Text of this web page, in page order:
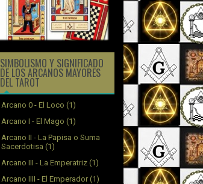
SIMBOLISMO Y SIGNIFICADO
DE LOS ARCANOS MAYORES
DEL TAROT
Arcano 0 - El Loco (1)
Arcano I - El Mago (1)
Arcano II - La Papisa o Suma
Sacerdotisa (1)
Arcano III - La Emperatriz (1)
Arcano IIII - El Emperador (1)